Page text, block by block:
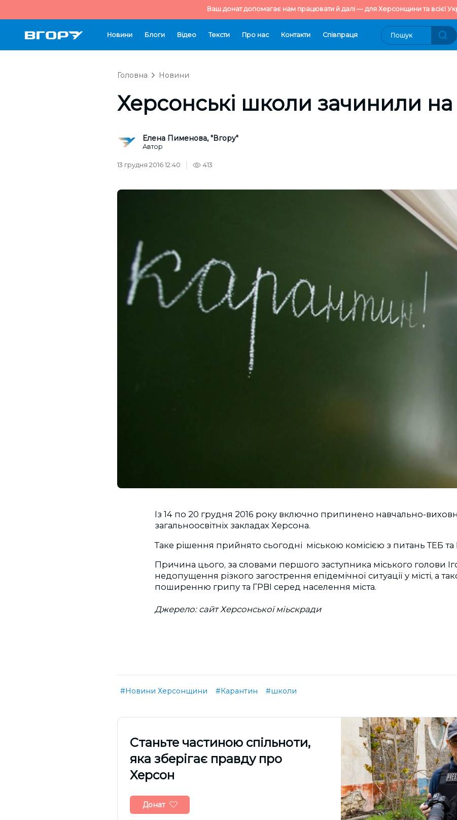
Ваш донат допомагає нам працювати й далі — для Херсонщини та всієї
Новини Блоги Відео Тексти Про нас Контакти Cпівпраця
Головна Новини
Херсонські школи зачинили
Елена Пименова, "Вгору"
Автор
13 грудня 2016 12:40 413
Із 14 по 20 грудня 2016 року включно припинено навчально-
загальноосвітніх закладах Херсона.
Таке рішення прийнято сьогодні міською комісією з питань ТЕБ та
Причина цього, за словами першого заступника міського голови
недопущення різкого загострення епідемічної ситуації у місті, а
поширенню грипу та ГРВІ серед населення міста.
Джерело: сайт Херсонської міьскради
#Новини Херсонщини #Карантин #школи
Cтаньте частиною спільноти,
яка зберігає правду про
Херсон
Донат